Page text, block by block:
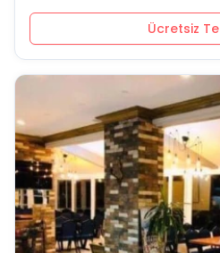
Ücretsiz